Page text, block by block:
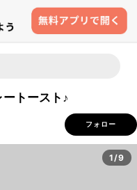
トースト♪
フォロー
1/9